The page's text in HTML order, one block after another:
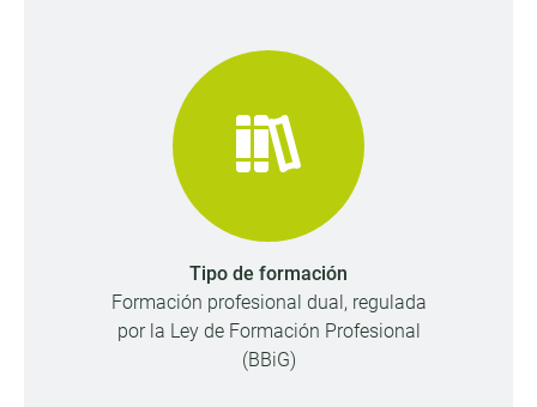
Tipo de formación
Formación profesional dual, regulada
por la Ley de Formación Profesional
(BBiG)